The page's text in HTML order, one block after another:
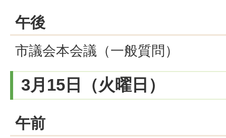
午後
市議会本会議（一般質問）
3月15日（火曜日）
午前